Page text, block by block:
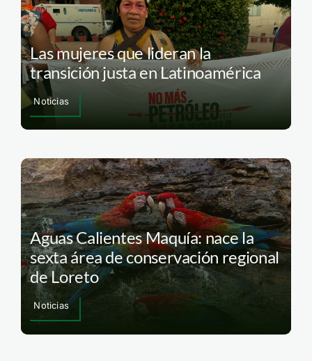
Las mujeres que lideran la
transición justa en Latinoamérica
Noticias
Aguas Calientes Maquía: nace la
sexta área de conservación regional
de Loreto
Noticias